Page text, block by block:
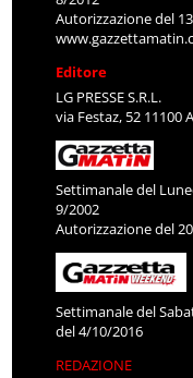
Autorizzazione del
Editore
LG PRESSE S.R.L.
via Festaz, 52 11100
Settimanale del
9/2002
Autorizzazione del
Settimanale del
del 4/10/2016
REDAZIONE